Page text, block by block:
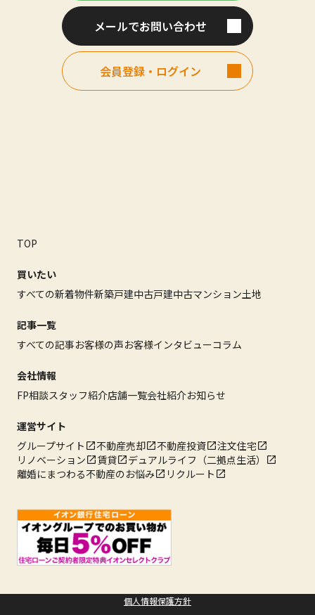
メールでお問い合わせ
会員登録・ログイン
TOP
買いたい
すべての新着物件新築戸建中古戸建中古マンション土地
記事一覧
すべての記事お客様の声お客様インタビューコラム
会社情報
FP相談スタッフ紹介店舗一覧会社紹介お知らせ
運営サイト
グループサイト
不動産売却 不動産投資
注文住宅
リノベーション
賃貸
デュアルライフ（二拠点生活）
離婚にまつわる不動産のお悩み
リクルート
個人情報保護方針